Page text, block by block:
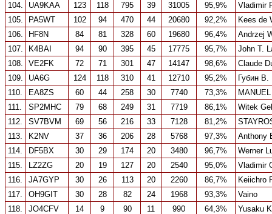
104.
UA9KAA 123 118 795 39 31005 95,9%
Vladimir
105.
PA5WT 102 94 470 44 20680 92,2%
Kees de
106.
HF8N 84 81 328 60 19680 96,4%
Andrzej
107.
K4BAI 94 90 395 45 17775 95,7%
John T.
108.
VE2FK 72 71 301 47 14147 98,6%
Claude
109.
UA6G 124 118 310 41 12710 95,2%
Губин В.
110.
EA8ZS 60 44 258 30 7740 73,3%
111.
SP2MHC 79 68 249 31 7719 86,1%
Witek
112.
SV7BVM 69 56 216 33 7128 81,2%
113.
K2NV 37 36 206 28 5768 97,3%
Anthony
114.
DF5BX 30 29 174 20 3480 96,7%
Werner
115.
LZ2ZG 20 19 127 20 2540 95,0%
Vladimir
116.
JA7GYP 30 26 113 20 2260 86,7%
Keiichro
117.
OH9GIT 30 28 82 24 1968 93,3%
Vaino
118.
JO4CFV 14 9 90 11 990 64,3%
Yusaku